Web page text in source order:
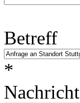
Betreff
*
Nachricht